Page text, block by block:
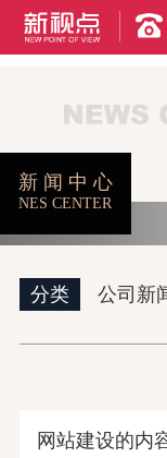
首页 精品案例
新 闻 中 心
NES CENTER
分类 公司新
网站建设的内